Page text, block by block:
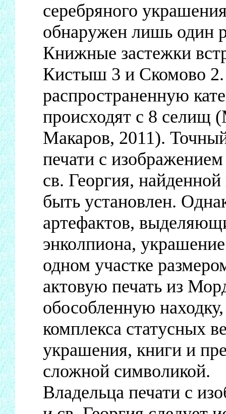
серебряного
обнаружен лишь один
Книжные застежки
Кистыш 3 и Скомово
распространенную
происходят с 8 селищ
Макаров, 2011).
печати с
св. Георгия,
быть установлен.
артефактов,
энколпиона,
одном участке
актовую печать из
обособленную
комплекса статусных
украшения, книги и
сложной символикой.
Владельца печати с